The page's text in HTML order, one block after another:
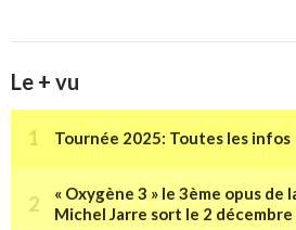
Le + vu